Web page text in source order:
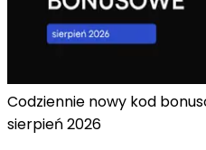
Codziennie nowy kod
sierpień 2026